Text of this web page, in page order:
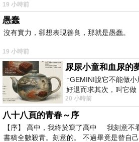
19 小時前
愚蠢
沒有實力，卻想表現善良，那就是愚蠢。
19 小時前
尿尿小童和血尿的
↑GEMINI說它不能做
好退而求其次，叫它
年人臉孔」的畫了。 六
20 小時前
八十八頁的青春～序
【序】 高中，我終於寫了高中 我刻意不
書稿全數殺青。刻意的。 不過畢竟是替自